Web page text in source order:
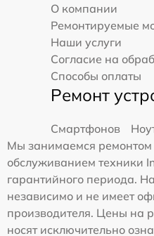
О компании
Ремонтируемые
Наши услуги
Согласие на
Способы оплаты
Ремонт
Смартфонов
Мы занимаемся ремонтом
обслуживанием техники
гарантийного периода.
независимо и не имеет
производителя. Цены на
носят исключительно